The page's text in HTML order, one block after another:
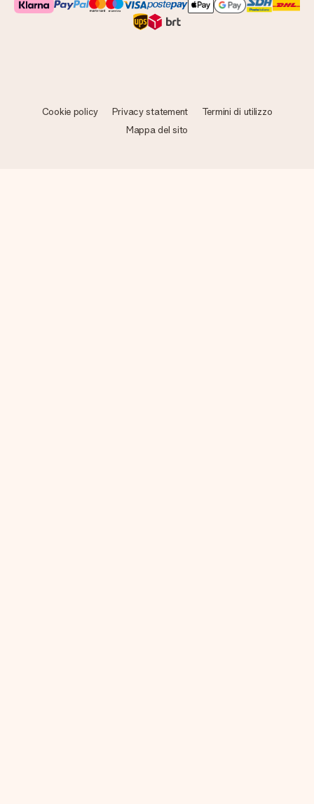
Cookie policy Privacy statement
Termini di utilizzo
Mappa del sito